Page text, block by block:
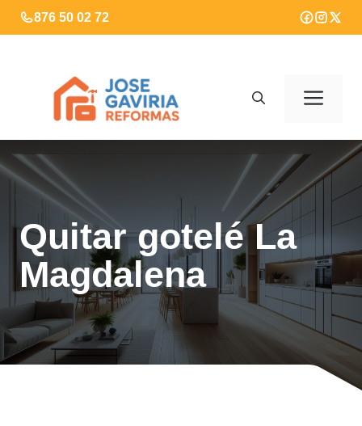
Saltar
al
876 50 02 72
Quitar gotelé La
Magdalena